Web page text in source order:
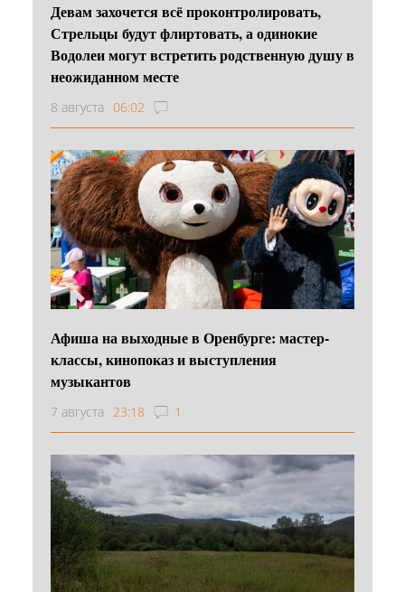
Девам захочется всё проконтролировать,
Стрельцы будут флиртовать, а одинокие
Водолеи могут встретить родственную душу в
неожиданном месте
8 августа 06:02
Афиша на выходные в Оренбурге: мастер-
классы, кинопоказ и выступления
музыкантов
7 августа 23:18 1